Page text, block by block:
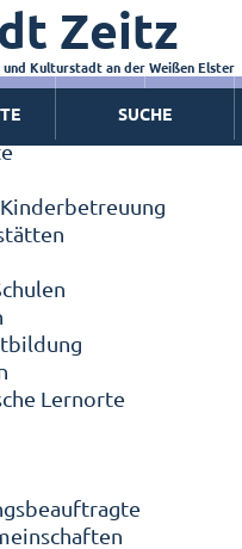
Zeitz!
Oberbürgermeister
Zukunft
Lernorte
Zeitz
und Kulturstadt an der Weißen Elster
SUCHE